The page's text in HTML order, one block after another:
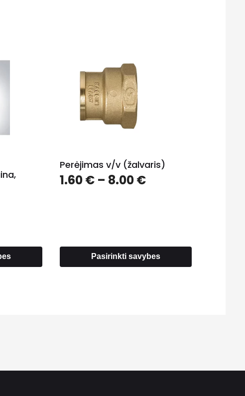
€
Perėjimas v/v (žalvaris)
1.60€ – 8.00€Price
Pasirinkti savybes